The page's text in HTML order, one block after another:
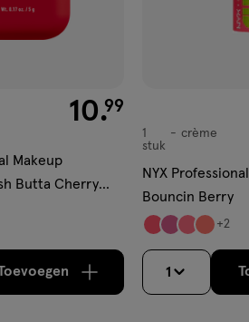
€ 10.99
10.99
Makeup
Butta Cherry
verhoog aantal met één
crème
1
stuk
crème
NYX
Bouncin Berry
+2
1